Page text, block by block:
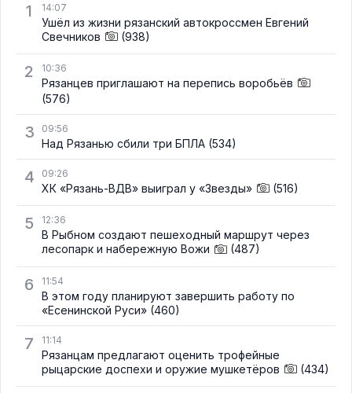
1
14:07
Ушёл из жизни рязанский автокроссмен Евгений
Свечников
(938)
2 10:36
Рязанцев приглашают на перепись воробьёв
(576)
3 09:56
Над Рязанью сбили три БПЛА (534)
4 09:26
ХК «Рязань-ВДВ» выиграл у «Звезды» (516)
5 12:36
В Рыбном создают пешеходный маршрут через
лесопарк и набережную Вожи
(487)
6 11:54
В этом году планируют завершить работу по
«Есенинской Руси» (460)
7 11:14
Рязанцам предлагают оценить трофейные
рыцарские доспехи и оружие мушкетёров
(434)